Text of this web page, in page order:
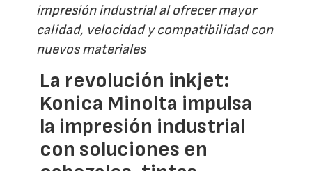
impresión industrial al ofrecer mayor
calidad, velocidad y compatibilidad con
nuevos materiales
La revolución inkjet:
Konica Minolta impulsa
la impresión industrial
con soluciones en